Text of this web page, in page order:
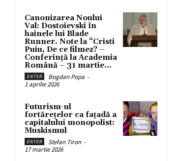
Canonizarea Noului
Val: Dostoievski în
hainele lui Blade
Runner. Note la “Cristi
Puiu, De ce filmez? –
Conferință la Academia
Română – 31 martie...
ENTER Bogdan Popa -
1 aprilie 2026
Futurism-ul
fortărețelor ca fațadă a
capitalului monopolist:
Muskismul
ENTER Stefan Tiron -
17 martie 2026